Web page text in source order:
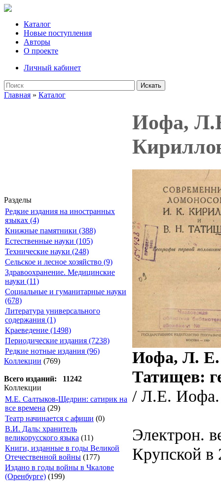
Каталог
Новые поступления
Авторы
О проекте
Личный кабинет
Искать
Главная » Каталог
Разделы
Редкие издания на иностранных
языках (4)
Книжные памятники (388)
Естественные науки (105)
Технические науки (248)
Сельское и лесное хозяйство (9)
Здравоохранение. Медицинские
науки (11)
Социальные и гуманитарные науки
(678)
Литература универсального
содержания (1)
Краеведение (1498)
Периодические издания (7238)
Редкие нотные издания (96)
Коллекции (769)
Всего изданий: 11242
Коллекции
М.Е. Салтыков-Щедрин: сатирик на
все времена (29)
Театр начинается с афиши (0)
В.И. Даль: хранитель
великорусского языка (11)
Книги, изданные в годы Великой
Отечественной войны (177)
Издано в годы войны в Чкалове
(Оренбурге) (199)
Иофа,
Иофа, Л. Е.
Татищев:
/ Л.Е. Иофа.
Электрон.
Крупской в